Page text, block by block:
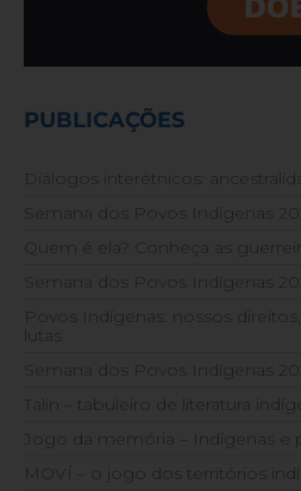
PUBLICAÇÕES
Diálogos interétnicos:
Semana dos Povos Indígenas
Quem é ela? Conheça as
Semana dos Povos Indígenas
Povos Indígenas: nossos direitos,
lutas
Semana dos Povos Indígenas
Talin – tabuleiro de literatura
Jogo da memória – Indígenas e
MOVÍ – o jogo dos territórios